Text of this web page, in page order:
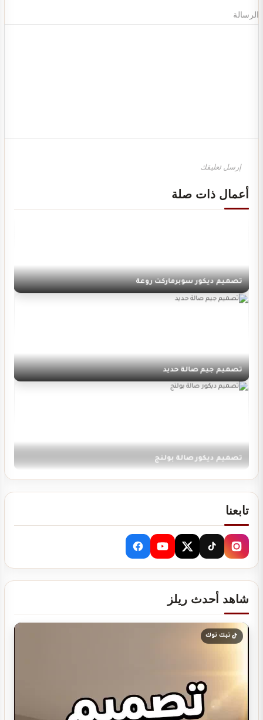
الرسالة
أعمال ذات صلة
تصميم ديكور سوبرماركت روعة
تصميم جيم صالة حديد
تصميم ديكور مخابز و افران
تصميم ديكور ديوانية
تابعنا
شاهد أحدث ريلز
تيك توك